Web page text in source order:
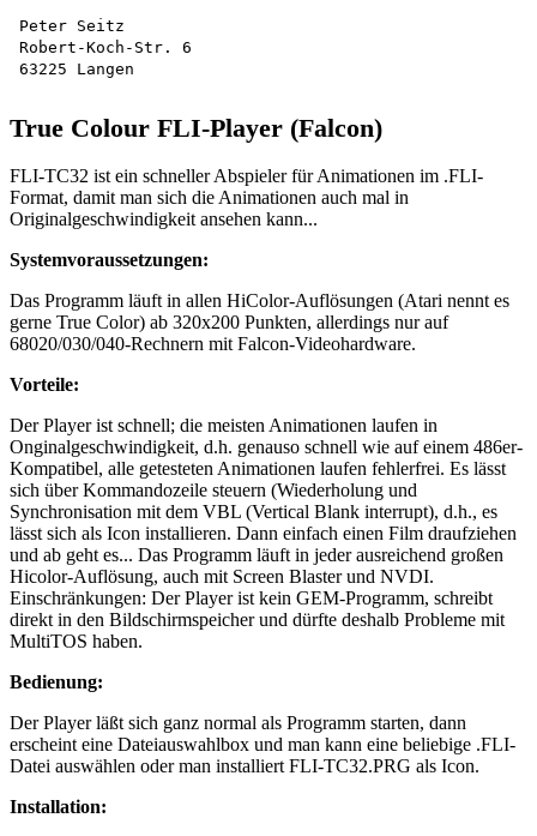
Peter Seitz
Robert-Koch-Str. 6
True Colour FLI-Player (Falcon)
FLI-TC32 ist ein schneller Abspieler für Animationen im .FLI-
Format, damit man sich die Animationen auch mal in
Originalgeschwindigkeit ansehen kann...
Systemvoraussetzungen:
Das Programm läuft in allen HiColor-Auflösungen (Atari nennt es
gerne True Color) ab 320x200 Punkten, allerdings nur auf
68020/030/040-Rechnern mit Falcon-Videohardware.
Vorteile:
Der Player ist schnell; die meisten Animationen laufen in
Onginalgeschwindigkeit, d.h. genauso schnell wie auf einem 486er-
Kompatibel, alle getesteten Animationen laufen fehlerfrei. Es lässt
sich über Kommandozeile steuern (Wiederholung und
Synchronisation mit dem VBL (Vertical Blank interrupt), d.h., es
lässt sich als Icon installieren. Dann einfach einen Film draufziehen
und ab geht es... Das Programm läuft in jeder ausreichend großen
Hicolor-Auflösung, auch mit Screen Blaster und NVDI.
Einschränkungen: Der Player ist kein GEM-Programm, schreibt
direkt in den Bildschirmspeicher und dürfte deshalb Probleme mit
MultiTOS haben.
Bedienung:
Der Player läßt sich ganz normal als Programm starten, dann
erscheint eine Dateiauswahlbox und man kann eine beliebige .FLI-
Datei auswählen oder man installiert FLI-TC32.PRG als Icon.
Installation: